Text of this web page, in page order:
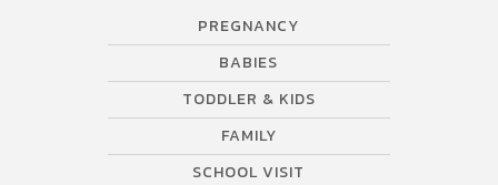
PREGNANCY
BABIES
TODDLER & KIDS
FAMILY
SCHOOL VISIT